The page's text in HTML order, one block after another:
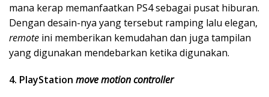
mana kerap memanfaatkan PS4 sebagai pusat hiburan.
Dengan desain-nya yang tersebut ramping lalu elegan,
remote ini memberikan kemudahan dan juga tampilan
yang digunakan mendebarkan ketika digunakan.
4. PlayStation move motion controller